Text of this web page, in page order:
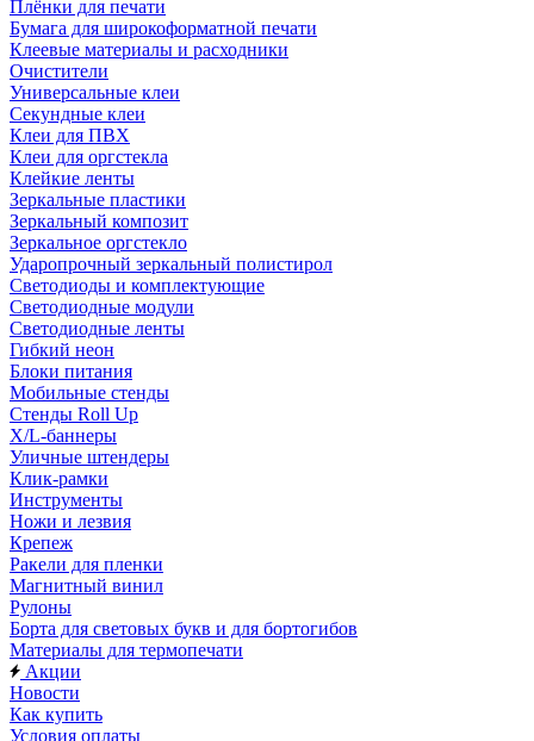
Плёнки для печати
Бумага для широкоформатной печати
Клеевые материалы и расходники
Очистители
Универсальные клеи
Секундные клеи
Клеи для ПВХ
Клеи для оргстекла
Клейкие ленты
Зеркальные пластики
Зеркальный композит
Зеркальное оргстекло
Ударопрочный зеркальный полистирол
Светодиоды и комплектующие
Светодиодные модули
Светодиодные ленты
Гибкий неон
Блоки питания
Мобильные стенды
Стенды Roll Up
X/L-баннеры
Уличные штендеры
Клик-рамки
Инструменты
Ножи и лезвия
Крепеж
Ракели для пленки
Магнитный винил
Рулоны
Борта для световых букв и для бортогибов
Материалы для термопечати
Акции
Новости
Как купить
Условия оплаты